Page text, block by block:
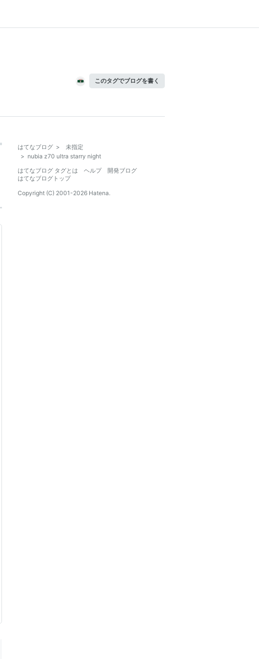
このタグでブログを書く
はてなブログ >
未指定
> nubia z70 ultra starry night
はてなブログ タグとは
ヘルプ
開発ブログ
はてなブログトップ
Copyright (C) 2001-2026 Hatena.